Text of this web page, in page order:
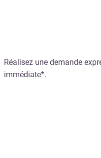
Réalisez une demande
immédiate*.